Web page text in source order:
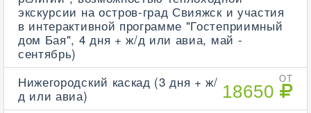
экскурсии на остров-град Свияжск и участия
в интерактивной программе "Гостеприимный
дом Бая", 4 дня + ж/д или авиа, май -
сентябрь)
ОТ
18650
Нижегородский каскад (3 дня + ж/
д или авиа)